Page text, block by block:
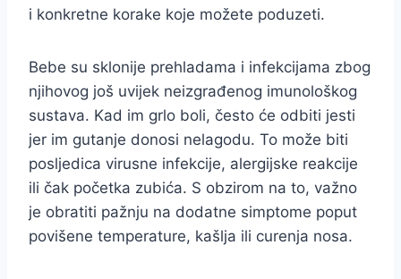
i konkretne korake koje možete poduzeti.
Bebe su sklonije prehladama i infekcijama zbog
njihovog još uvijek neizgrađenog imunološkog
sustava. Kad im grlo boli, često će odbiti jesti
jer im gutanje donosi nelagodu. To može biti
posljedica virusne infekcije, alergijske reakcije
ili čak početka zubića. S obzirom na to, važno
je obratiti pažnju na dodatne simptome poput
povišene temperature, kašlja ili curenja nosa.